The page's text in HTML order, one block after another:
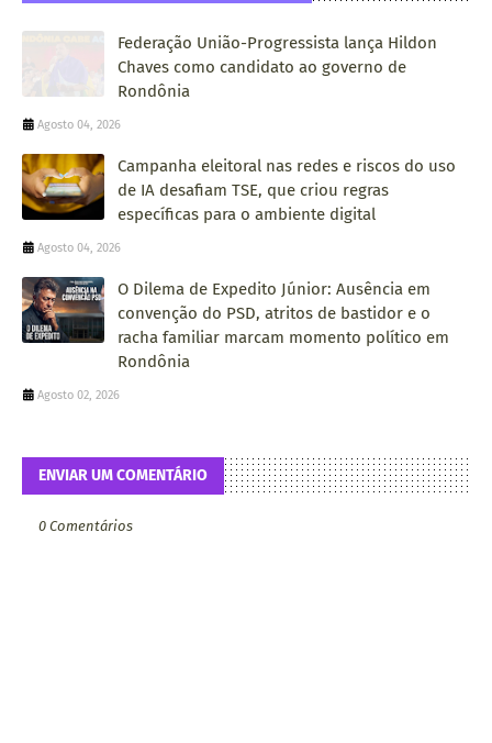
Federação União-Progressista lança Hildon
Chaves como candidato ao governo de
Rondônia
Agosto 04, 2026
Campanha eleitoral nas redes e riscos do uso
de IA desafiam TSE, que criou regras
específicas para o ambiente digital
Agosto 04, 2026
O Dilema de Expedito Júnior: Ausência em
convenção do PSD, atritos de bastidor e o
racha familiar marcam momento político em
Rondônia
Agosto 02, 2026
ENVIAR UM COMENTÁRIO
0 Comentários